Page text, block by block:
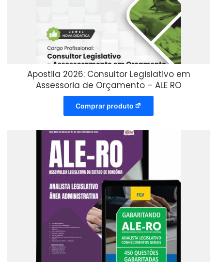
Apostila 2026: Consultor Legislativo em
Assessoria de Orçamento – ALE RO
Comprar produto